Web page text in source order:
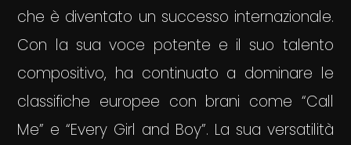
che è diventato un successo internazionale.
Con la sua voce potente e il suo talento
compositivo, ha continuato a dominare le
classifiche europee con brani come “Call
Me” e “Every Girl and Boy”. La sua versatilità